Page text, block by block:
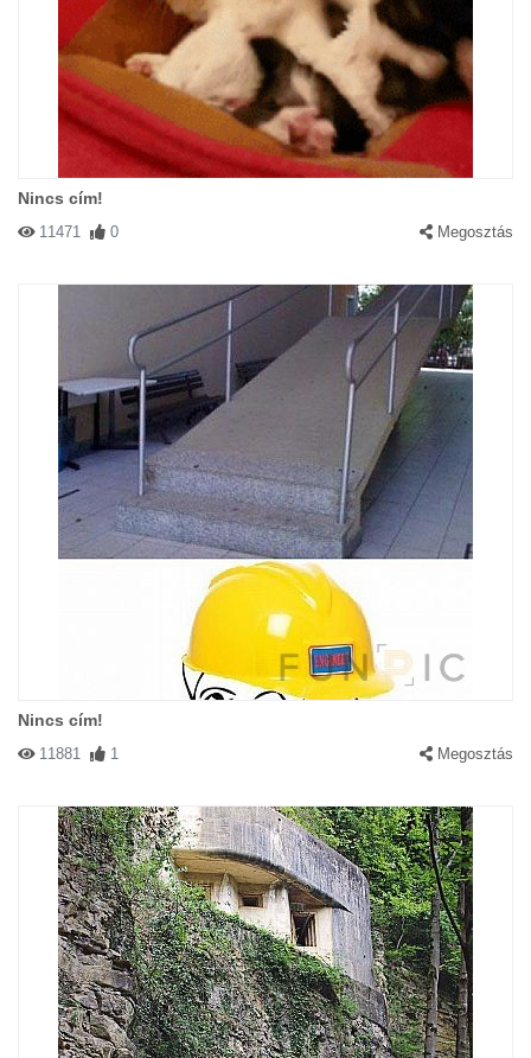
Nincs cím!
11471 0 Megosztás
Nincs cím!
11881 1 Megosztás